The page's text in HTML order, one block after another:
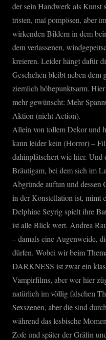
der sein Handwerk als Kunst
tristen, mal pompösen, aber
wirkenden Bildern in dem
dem verlassenen,
kreieren. Leider hängt dafür
Geschehen bleibt neben dem
ziemlich höhepunktsarm.
mehr gewünscht: Mehr
Aktion (nicht Action).
Allein von tollem Dekor und
kann leider kein (Horror) –
dahinplätschert wie hier. Und
Bräutigam, bei dem sich im
Abgründe auftun und dessen
in der Konstellation ist, mimt
Delphine Seyrig spielt ihre
ist alle Blick wert. Andrea
– damals eine Augenweide,
dürfen. Wobei wir beim
DARKNESS ist zwar ein
Vampirfilms, aber wer hier
natürlich im völlig falschen
Sexszenen, aber die sind
während das lesbische
Zofe und später der Gräfin